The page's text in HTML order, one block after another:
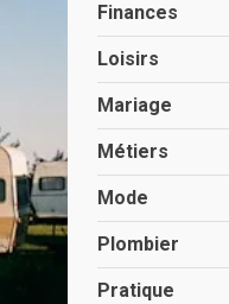
Finances
Loisirs
Mariage
Métiers
Mode
Plombier
Pratique